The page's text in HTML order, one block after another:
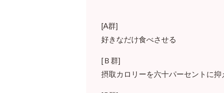
[A群]
好きなだけ食べさせる
[Ｂ群]
摂取カロリーを六十パーセントに抑